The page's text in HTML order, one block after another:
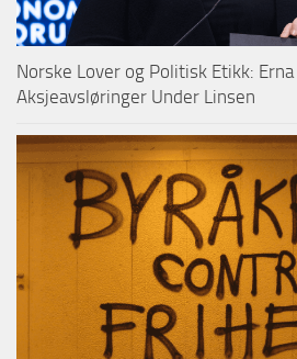
Norske Lover og Politisk Etikk:
Aksjeavsløringer Under Linsen